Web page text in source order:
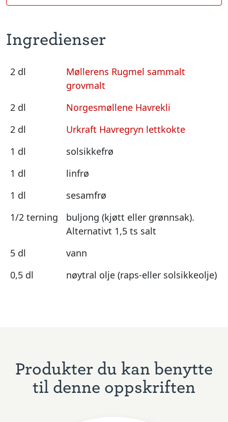
Ingredienser
2 dl
Møllerens Rugmel sammalt
grovmalt
2 dl
Norgesmøllene Havrekli
2 dl
Urkraft Havregryn lettkokte
1 dl
solsikkefrø
1 dl
linfrø
1 dl
sesamfrø
1/2 terning
buljong (kjøtt eller grønnsak).
Alternativt 1,5 ts salt
5 dl
vann
0,5 dl
nøytral olje (raps-eller solsikkeolje)
Produkter du kan benytte
til denne oppskriften